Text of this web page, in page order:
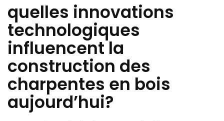
quelles innovations
technologiques
influencent la
construction des
charpentes en bois
aujourd’hui?